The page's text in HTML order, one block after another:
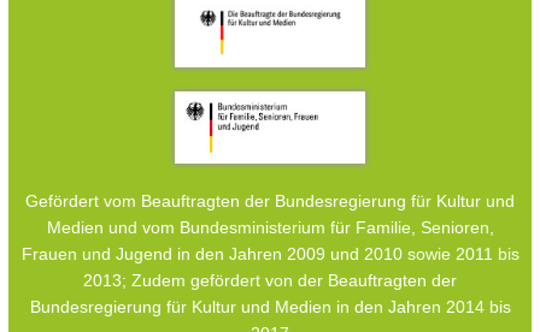
Gefördert vom Beauftragten der Bundesregierung für Kultur und
Medien und vom Bundesministerium für Familie, Senioren,
Frauen und Jugend in den Jahren 2009 und 2010 sowie 2011 bis
2013; Zudem gefördert von der Beauftragten der
Bundesregierung für Kultur und Medien in den Jahren 2014 bis